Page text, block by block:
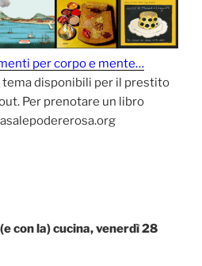
per corpo e mente…
tema disponibili per il prestito
Per prenotare un libro
con la) cucina, venerdì 28